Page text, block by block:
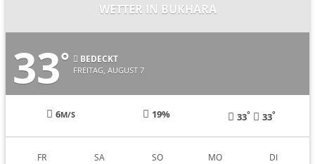
WETTER IN BUKHARA
33° BEDECKT
FREITAG, AUGUST 7
6M/S 19% 33° 33°
FR SA SO MO DI